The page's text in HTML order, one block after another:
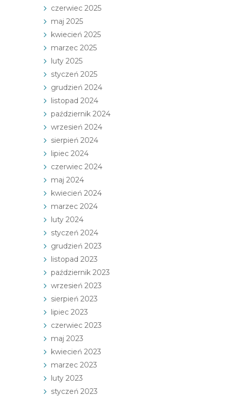
czerwiec 2025
maj 2025
kwiecień 2025
marzec 2025
luty 2025
styczeń 2025
grudzień 2024
listopad 2024
październik 2024
wrzesień 2024
sierpień 2024
lipiec 2024
czerwiec 2024
maj 2024
kwiecień 2024
marzec 2024
luty 2024
styczeń 2024
grudzień 2023
listopad 2023
październik 2023
wrzesień 2023
sierpień 2023
lipiec 2023
czerwiec 2023
maj 2023
kwiecień 2023
marzec 2023
luty 2023
styczeń 2023